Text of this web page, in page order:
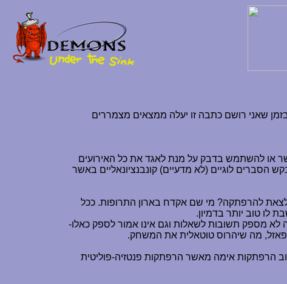
שאני רושם כתבה זו יעלה ממצאים מצמררים
או להשתמש בדבק על מנת לאגד את כל האירועים
הסברים לוגיים (לא מדעיים) קונבנציונאליים באשר
להרפתקה? מי שם אקדח בארון התרופות. ככל
לו טוב יותר בדמיון.
לא מספק תשובות לשאלות וגם אינו אמור לספק כאלו-
מה שיהרוס טוטאלית את המשחק.
הרפתקות אימה מאשר הרפתקות פנטזיה-פוליטית